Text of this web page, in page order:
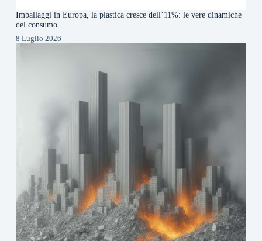
Imballaggi in Europa, la plastica cresce dell’11%: le vere dinamiche
del consumo
8 Luglio 2026